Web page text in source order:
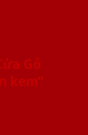
Gỗ
kem”